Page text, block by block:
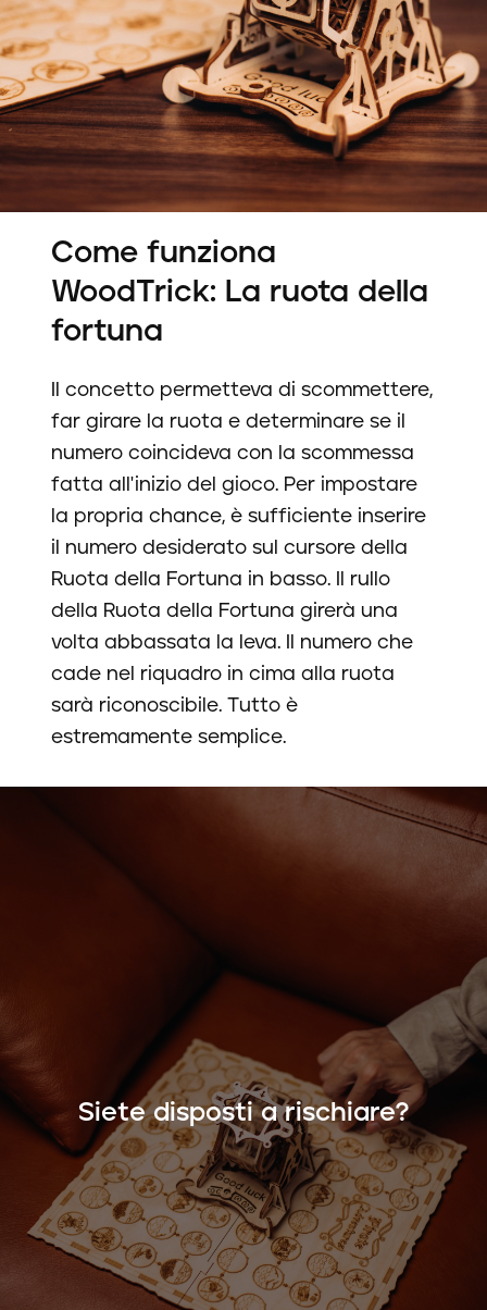
Come funziona
WoodTrick: La ruota della
fortuna
Il concetto permetteva di scommettere,
far girare la ruota e determinare se il
numero coincideva con la scommessa
fatta all'inizio del gioco. Per impostare
la propria chance, è sufficiente inserire
il numero desiderato sul cursore della
Ruota della Fortuna in basso. Il rullo
della Ruota della Fortuna girerà una
volta abbassata la leva. Il numero che
cade nel riquadro in cima alla ruota
sarà riconoscibile. Tutto è
estremamente semplice.
Siete disposti a rischiare?